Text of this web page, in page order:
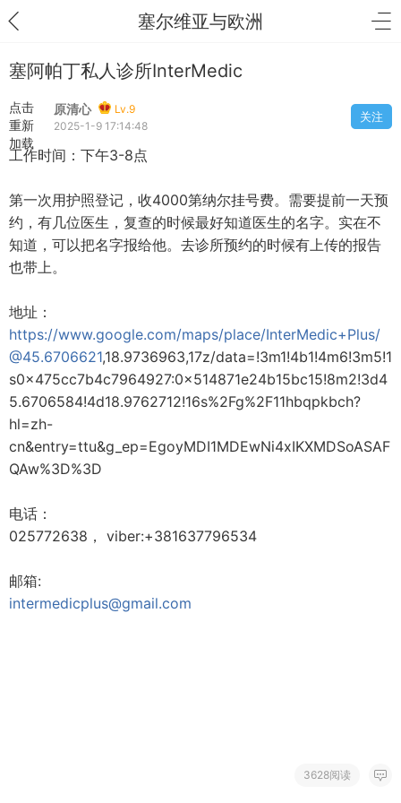
塞尔维亚与欧洲
塞阿帕丁私人诊所InterMedic
点击
重新
加载
原清心
Lv.9
2025-1-9 17:14:48
关注
工作时间：下午3-8点
第一次用护照登记，收4000第纳尔挂号费。需要提前一天预
约，有几位医生，复查的时候最好知道医生的名字。实在不
知道，可以把名字报给他。去诊所预约的时候有上传的报告
也带上。
地址：
https://www.google.com/maps/place/InterMedic+Plus/
@45.6706621,18.9736963,17z/data=!3m1!4b1!4m6!3m5!1
s0x475cc7b4c7964927:0x514871e24b15bc15!8m2!3d4
5.6706584!4d18.9762712!16s%2Fg%2F11hbqpkbch?
hl=zh-
cn&entry=ttu&g_ep=EgoyMDI1MDEwNi4xIKXMDSoASAF
QAw%3D%3D
电话：
025772638， viber:+381637796534
邮箱:
intermedicplus@gmail.com
3628阅读